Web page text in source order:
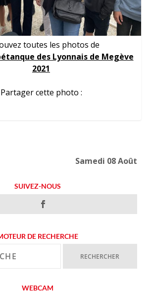
toutes les photos de
des Lyonnais de Megève
2021
Partager cette photo :
Samedi 08 Août
SUIVEZ-NOUS
DE RECHERCHE
WEBCAM